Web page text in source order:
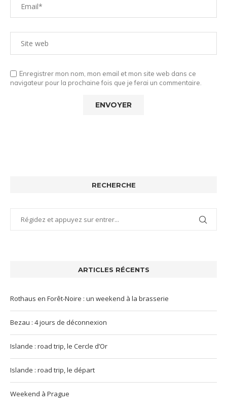
Enregistrer mon nom, mon email et mon site web dans ce
navigateur pour la prochaine fois que je ferai un commentaire.
RECHERCHE
ARTICLES RÉCENTS
Rothaus en Forêt-Noire : un weekend à la brasserie
Bezau : 4 jours de déconnexion
Islande : road trip, le Cercle d’Or
Islande : road trip, le départ
Weekend à Prague